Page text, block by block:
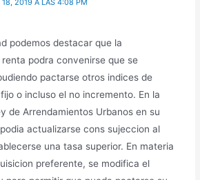
18, 2019 A LAS 4:08 PM
podemos destacar que la
podra convenirse que se
pactarse otros indices de
o incluso el no incremento. En la
de Arrendamientos Urbanos en su
actualizarse cons sujeccion al
una tasa superior. En materia
preferente, se modifica el